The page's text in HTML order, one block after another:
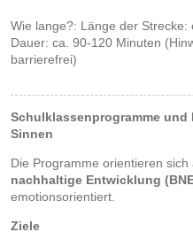
Wie lange?: Länge der Strecke:
Dauer: ca. 90-120 Minuten
barrierefrei)
Schulklassenprogramme
Sinnen
Die Programme orientieren
nachhaltige Entwicklung
emotionsorientiert.
Ziele